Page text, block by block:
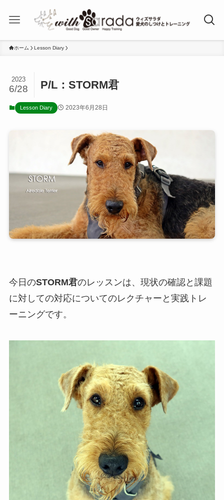
ホーム Lesson Diary
P/L：STORM君
2023
6/28
Lesson Diary 2023年6月28日
今日のSTORM君のレッスンは、現状の確認と課題
に対しての対応についてのレクチャーと実践トレ
ーニングです。